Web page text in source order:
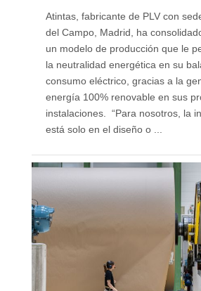
Atintas, fabricante de PLV con
del Campo, Madrid, ha
un modelo de producción que le
la neutralidad energética en su
consumo eléctrico, gracias a la
energía 100% renovable en sus
instalaciones. “Para nosotros, la
está solo en el diseño o ...